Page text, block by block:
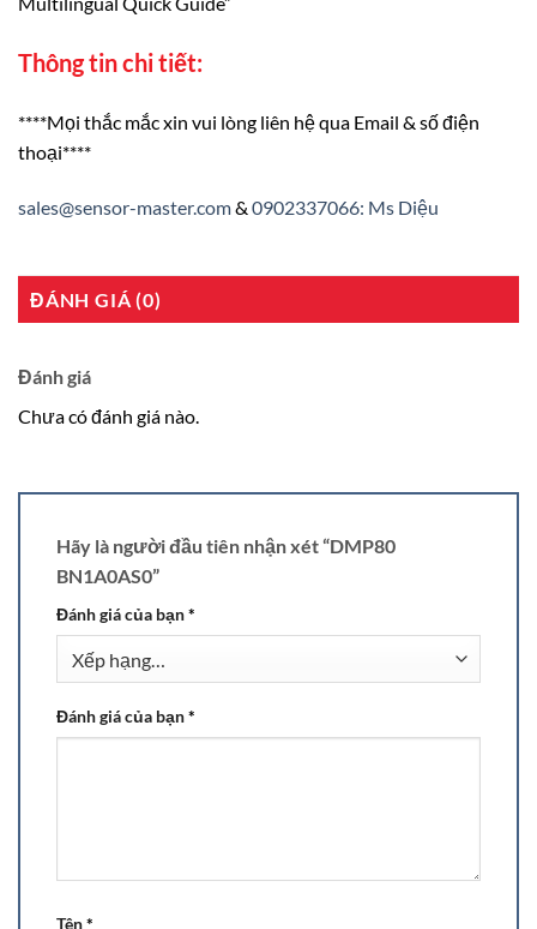
Thông tin chi tiết:
****Mọi thắc mắc xin vui lòng liên hệ qua Email & số điện
thoại****
sales@sensor-master.com& 0902337066: Ms Diệu
ĐÁNH GIÁ (0)
Đánh giá
Chưa có đánh giá nào.
Hãy là người đầu tiên nhận xét “DMP80
BN1A0AS0”
Đánh giá của bạn*
Đánh giá của bạn*
Tên*